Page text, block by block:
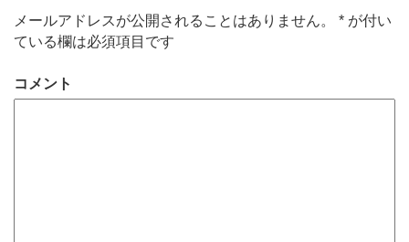
メールアドレスが公開されることはありません。 * が付い
ている欄は必須項目です
コメント